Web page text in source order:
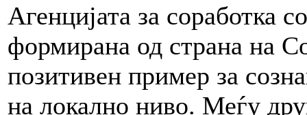
Агенцијата за соработка
формирана од страна на
позитивен пример за
на локално ниво. Меѓу